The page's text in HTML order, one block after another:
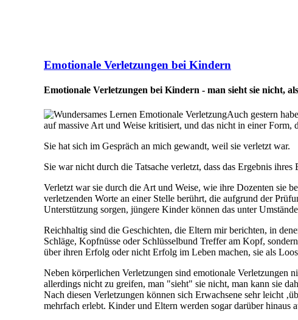
Emotionale Verletzungen bei Kindern
Emotionale Verletzungen bei Kindern - man sieht sie nicht,
Auch gestern
auf massive Art und Weise kritisiert, und das nicht in einer
Sie hat sich im Gespräch an mich gewandt, weil sie verletzt war.
Sie war nicht durch die Tatsache verletzt, dass das Ergebnis
Verletzt war sie durch die Art und Weise, wie ihre Dozenten sie
verletzenden Worte an einer Stelle berührt, die aufgrund der
Unterstützung sorgen, jüngere Kinder können das unter
Reichhaltig sind die Geschichten, die Eltern mir berichten, in
Schläge, Kopfnüsse oder Schlüsselbund Treffer am Kopf,
über ihren Erfolg oder nicht Erfolg im Leben machen, sie als
Neben körperlichen Verletzungen sind emotionale Verletzungen
allerdings nicht zu greifen, man "sieht" sie nicht, man kann sie
Nach diesen Verletzungen können sich Erwachsene sehr leicht
mehrfach erlebt. Kinder und Eltern werden sogar darüber hinaus